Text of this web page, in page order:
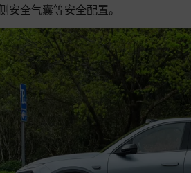
安全气囊等安全配置。